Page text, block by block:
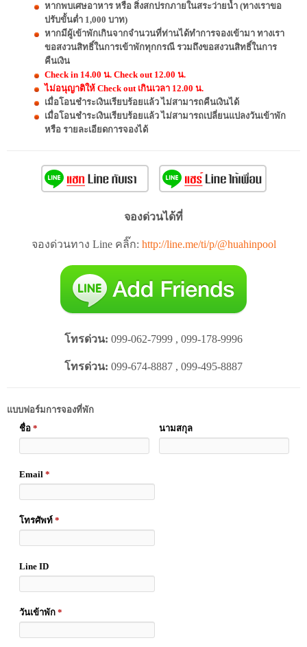
หากพบเศษอาหาร หรือ สิ่งสกปรกภายในสระว่ายน้ำ (ทางเราขอ
ปรับขั้นต่ำ 1,000 บาท)
หากมีผู้เข้าพักเกินจากจำนวนที่ท่านได้ทำการจองเข้ามา ทางเรา
ขอสงวนสิทธิ์ในการเข้าพักทุกกรณี รวมถึงขอสงวนสิทธิ์ในการ
คืนเงิน
Check in 14.00 น. Check out 12.00 น.
ไม่อนุญาติให้ Check out เกินเวลา 12.00 น.
เมื่อโอนชำระเงินเรียบร้อยแล้ว ไม่สามารถคืนเงินได้
เมื่อโอนชำระเงินเรียบร้อยแล้ว ไม่สามารถเปลี่ยนแปลงวันเข้าพัก
หรือ รายละเอียดการจองได้
จองด่วนได้ที่
จองด่วนทาง Line คลิ๊ก: http://line.me/ti/p/@huahinpool
โทรด่วน: 099-062-7999 , 099-178-9996
โทรด่วน: 099-674-8887 , 099-495-8887
แบบฟอร์มการจองที่พัก
ชื่อ * นามสกุล
Email *
โทรศัพท์ *
Line ID
วันเข้าพัก *